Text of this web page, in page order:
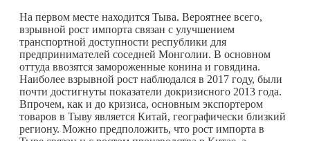
На первом месте находится Тыва. Вероятнее всего,
взрывной рост импорта связан с улучшением
транспортной доступности республики для
предпринимателей соседней Монголии. В основном
оттуда ввозятся замороженные конина и говядина.
Наиболее взрывной рост наблюдался в 2017 году, были
почти достигнуты показатели докризисного 2013 года.
Впрочем, как и до кризиса, основным экспортером
товаров в Тыву является Китай, географически близкий
региону. Можно предположить, что рост импорта в